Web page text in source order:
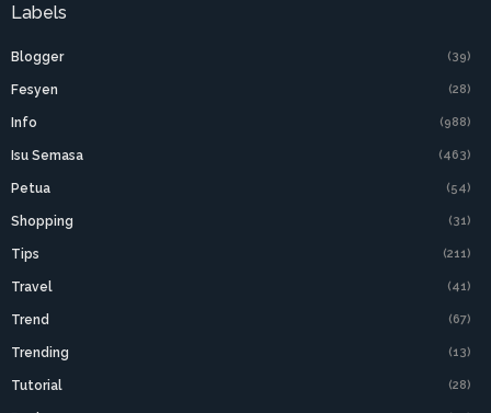
Labels
Blogger (39)
Fesyen (28)
Info (988)
Isu Semasa (463)
Petua (54)
Shopping (31)
Tips (211)
Travel (41)
Trend (67)
Trending (13)
Tutorial (28)